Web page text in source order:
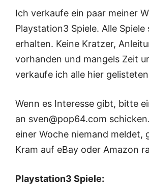
Ich verkaufe ein paar meiner
Playstation3 Spiele. Alle
erhalten. Keine Kratzer,
vorhanden und mangels Zeit
verkaufe ich alle hier
Wenn es Interesse gibt, bitte
an sven@pop64.com
einer Woche niemand meldet,
Kram auf eBay oder Amazon
Playstation3 Spiele: